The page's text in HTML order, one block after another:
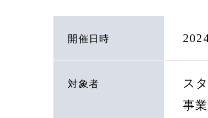
開催日時
対象者
ス
事